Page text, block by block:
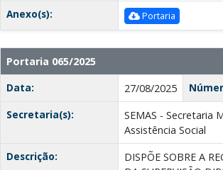
Anexo(s):
Portaria
Portaria 065/2025
Data:
27/08/2025
Secretaria(s):
SEMAS - Secretaria
Assistência Social
Descrição:
DISPÕE SOBRE A